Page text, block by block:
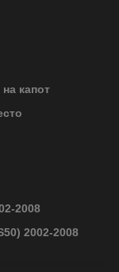
капот
2008
2002-2008